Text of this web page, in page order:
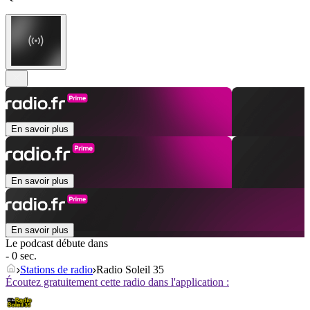
En savoir plus
En savoir plus
En savoir plus
Le podcast débute dans
- 0 sec.
Stations de radio Radio Soleil 35
Écoutez gratuitement cette radio dans l'application :